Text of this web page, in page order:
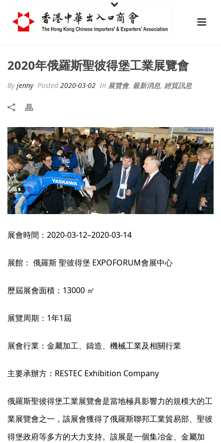
2020年俄羅斯聖彼得堡工業展覽會
By jenny Posted2020-03-02 In 展覽會, 最新消息, 經貿訊息
展會時間：2020-03-12–2020-03-14
展館： 俄羅斯 聖彼得堡 EXPOFORUM會展中心
歷屆展會面積：13000 ㎡
展覽周期：1年1屆
展會行業：金屬加工、鑄造、機械工業及相關行業
主要承辦方：RESTEC Exhibition Company
俄羅斯聖彼得堡工業展覽會是當地極具影響力的規模大的工
業展覽會之一，該展會獲得了俄羅斯聯邦工業貿易部、聖彼
得堡政府等多方的大力支持。該展是一個集冶金、金屬加